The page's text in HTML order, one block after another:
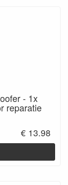
- 1x
reparatie
€ 13.98